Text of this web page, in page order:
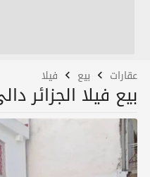
عقارات بيع فيلا
بيع فيلا الجزائر